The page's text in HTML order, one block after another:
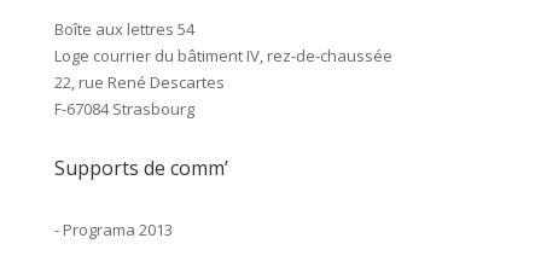
Boîte aux lettres 54
Loge courrier du bâtiment IV, rez-de-chaussée
22, rue René Descartes
F-67084 Strasbourg
Supports de comm’
- Programa 2013